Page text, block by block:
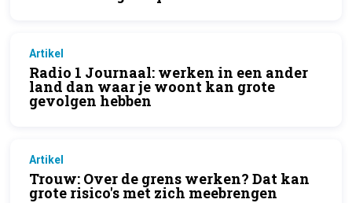
Artikel
Radio 1 Journaal: werken in een ander
land dan waar je woont kan grote
gevolgen hebben
Artikel
Trouw: Over de grens werken? Dat kan
grote risico's met zich meebrengen